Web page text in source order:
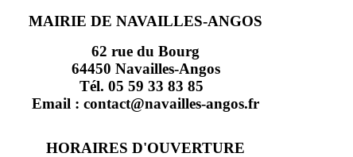
MAIRIE DE NAVAILLES-ANGOS
62 rue du Bourg
64450 Navailles-Angos
Tél. 05 59 33 83 85
Email : contact@navailles-angos.fr
HORAIRES D'OUVERTURE